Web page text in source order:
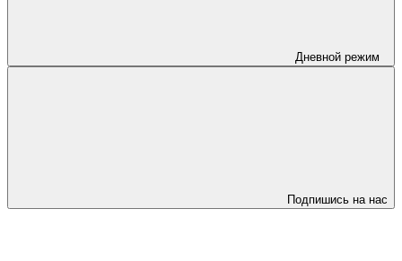
Дневной режим
Подпишись на нас